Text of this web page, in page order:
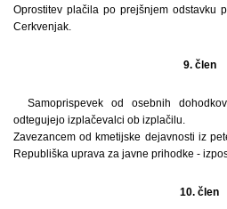
Oprostitev plačila po prejšnjem odstavku
Cerkvenjak.
9. člen
Samoprispevek od osebnih
odtegujejo izplačevalci ob izplačilu.
Zavezancem od kmetijske dejavnosti iz
Republiška uprava za javne prihodke -
10. člen